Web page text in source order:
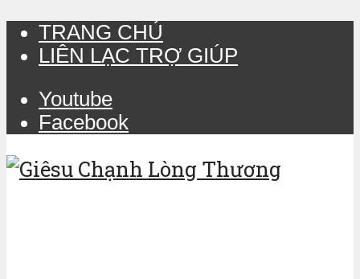
TRANG CHỦ
LIÊN LẠC TRỢ GIÚP
Youtube
Facebook